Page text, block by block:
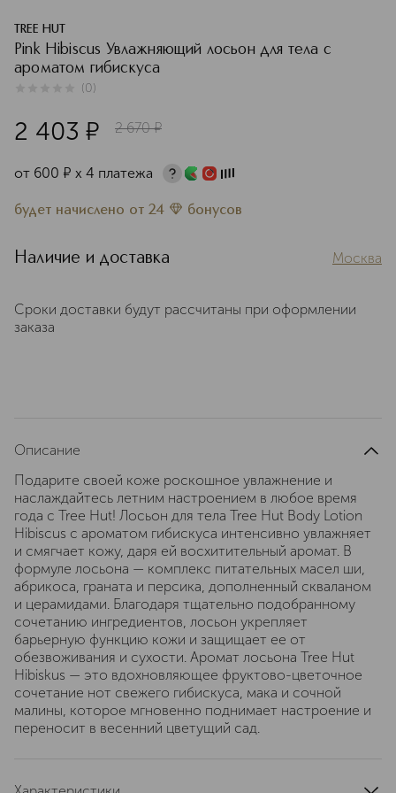
TREE HUT
Pink Hibiscus Увлажняющий лосьон для тела с
ароматом гибискуса
(0)
2 403 ¤ 2 670 ¤
от 600 ¤ х 4 платежа
будет начислено от 24 бонусов
Наличие и доставка Москва
Сроки доставки будут рассчитаны при оформлении
заказа
Описание
Подарите своей коже роскошное увлажнение и
наслаждайтесь летним настроением в любое время
года с Tree Hut! Лосьон для тела Tree Hut Body Lotion
Hibiscus с ароматом гибискуса интенсивно увлажняет
и смягчает кожу, даря ей восхитительный аромат. В
формуле лосьона — комплекс питательных масел ши,
абрикоса, граната и персика, дополненный скваланом
и церамидами. Благодаря тщательно подобранному
сочетанию ингредиентов, лосьон укрепляет
барьерную функцию кожи и защищает ее от
обезвоживания и сухости. Аромат лосьона Tree Hut
Hibiskus — это вдохновляющее фруктово-цветочное
сочетание нот свежего гибискуса, мака и сочной
малины, которое мгновенно поднимает настроение и
переносит в весенний цветущий сад.